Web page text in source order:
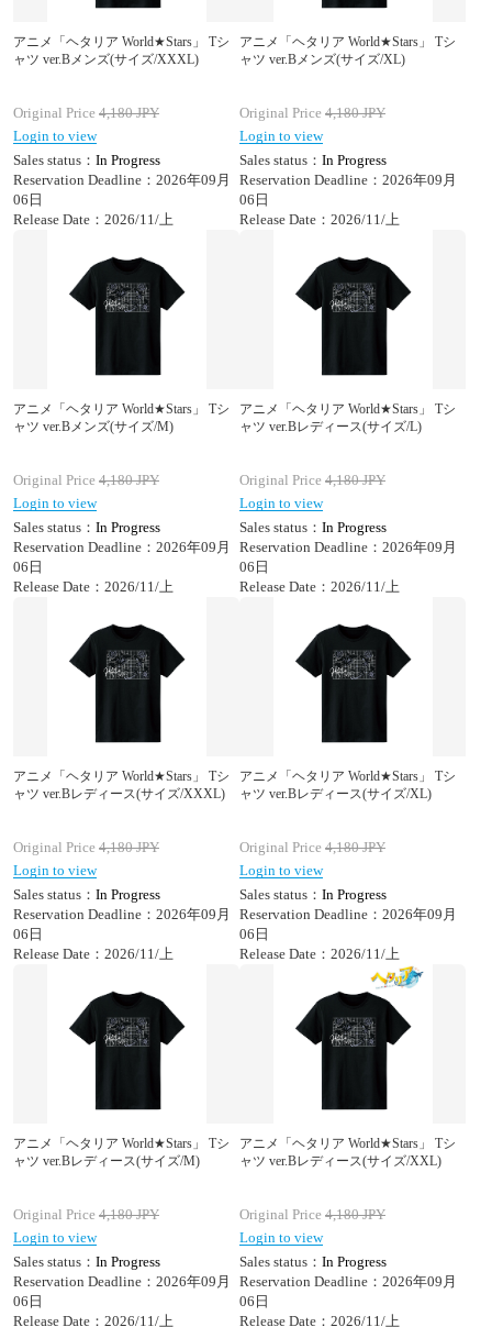
アニメ「ヘタリア World★Stars」 Tシ
ャツ ver.Bメンズ(サイズ/XXXL)
Original Price 4,180JPY
Login to view
Sales status： In Progress
Reservation Deadline：2026年09月
06日
Release Date：2026/11/上
アニメ「ヘタリア World★Stars」 Tシ
ャツ ver.Bメンズ(サイズ/XL)
Original Price 4,180JPY
Login to view
Sales status： In Progress
Reservation Deadline：2026年09月
06日
Release Date：2026/11/上
アニメ「ヘタリア World★Stars」 Tシ
ャツ ver.Bメンズ(サイズ/M)
Original Price 4,180JPY
Login to view
Sales status： In Progress
Reservation Deadline：2026年09月
06日
Release Date：2026/11/上
アニメ「ヘタリア World★Stars」 Tシ
ャツ ver.Bレディース(サイズ/L)
Original Price 4,180JPY
Login to view
Sales status： In Progress
Reservation Deadline：2026年09月
06日
Release Date：2026/11/上
アニメ「ヘタリア World★Stars」 Tシ
ャツ ver.Bレディース(サイズ/XXXL)
Original Price 4,180JPY
Login to view
Sales status： In Progress
Reservation Deadline：2026年09月
06日
Release Date：2026/11/上
アニメ「ヘタリア World★Stars」 Tシ
ャツ ver.Bレディース(サイズ/XL)
Original Price 4,180JPY
Login to view
Sales status： In Progress
Reservation Deadline：2026年09月
06日
Release Date：2026/11/上
アニメ「ヘタリア World★Stars」 Tシ
ャツ ver.Bレディース(サイズ/M)
Original Price 4,180JPY
Login to view
Sales status： In Progress
Reservation Deadline：2026年09月
06日
Release Date：2026/11/上
アニメ「ヘタリア World★Stars」 Tシ
ャツ ver.Bレディース(サイズ/XXL)
Original Price 4,180JPY
Login to view
Sales status： In Progress
Reservation Deadline：2026年09月
06日
Release Date：2026/11/上